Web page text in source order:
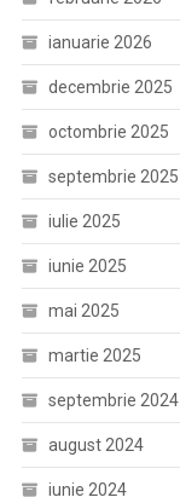
ianuarie 2026
decembrie 2025
octombrie 2025
septembrie 2025
iulie 2025
iunie 2025
mai 2025
martie 2025
septembrie 2024
august 2024
iunie 2024